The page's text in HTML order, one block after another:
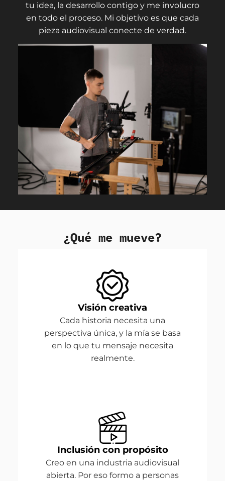
tu idea, la desarrollo contigo y me involucro
en todo el proceso. Mi objetivo es que cada
pieza audiovisual conecte de verdad.
¿Qué me mueve?
Visión creativa
Cada historia necesita una
perspectiva única, y la mía se basa
en lo que tu mensaje necesita
realmente.
Inclusión con propósito
Creo en una industria audiovisual
abierta. Por eso formo a personas